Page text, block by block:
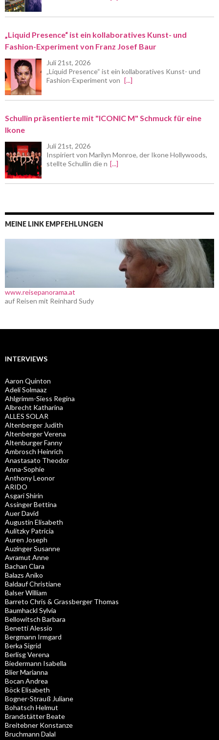
„Liquid Presence“ ist ein kollaboratives Kunst- und
Fashion-Experiment von Franz Josef Baur
Juli 21st, 2026
„Liquid Presence“ ist ein kollaboratives Kunst- und
Fashion-Experiment von
[...]
Schullin präsentierte mit "ICONIC M" Schmuck für eine
Ikone
Juli 21st, 2026
Inspiriert von Marilyn Monroe, der Ikone Hollywoods,
stellte Schullin die n [...]
MEINE LINK EMPFEHLUNGEN
www.reisepanorama.at
auf Reisen mit Reinhard Sudy
INTERVIEWS
Aaron Quinton
Adeli Solmaaz
Ahlgrimm-Siess Regina
Albrecht Katharina
ALLES SOLAR
Altenberger Judith
Altenberger Verena
Altenburger Fanny
Ambrosch Heinrich
Anastasato Theodor
Anna-Sophie
Anthony Leonor
ARIDO
Asgari Shirin
Assinger Bettina
Auer David
Augustin Elisabeth
Aulitzky Patricia
Auren Joseph
Auzinger Susanne
Avramut Anne
Bachan Clara
Balazs Aniko
Baldauf Christiane
Balser William
Barreto Chris & Grassberger Thomas
Baumhackl Sylvia
Bellowitsch Barbara
Benetti Alessio
Bergmann Irmgard
Berka Sigrid
Berlisg Verena
Biedermann Isabella
Blier Marianna
Bocan Andrea
Böck Elisabeth
Bogner-Strauß Juliane
Bohatsch Helmut
Brandstätter Beate
Breitebner Konstanze
Bruchmann Dalal